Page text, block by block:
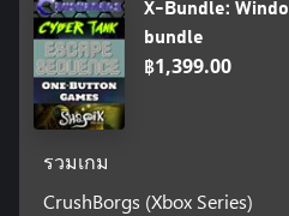
X-Bundle:
bundle
฿1,399.00
รวมเกม
CrushBorgs (Xbox Series)